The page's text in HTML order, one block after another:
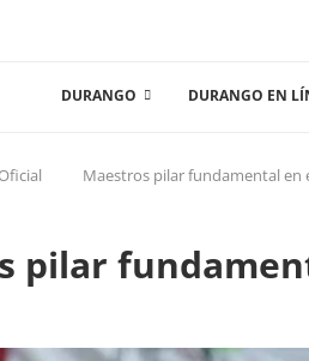
DURANGO DURANGO EN
Maestros pilar fundamental en
pilar